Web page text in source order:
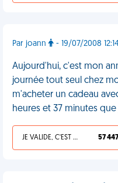
Par joann - 19/07/2008
Aujourd'hui, c'est mon
journée tout seul chez
m'acheter un cadeau
heures et 37 minutes
JE VALIDE, C'EST UNE VDM 57 447